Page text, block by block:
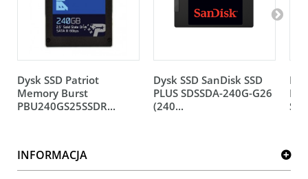
Dysk SSD Patriot
Memory Burst
PBU240GS25SSDR...
Dysk SSD SanDisk SSD
PLUS SDSSDA-240G-G26
(240...
INFORMACJA